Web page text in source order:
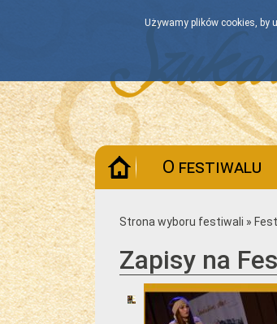
Strona O festiwalu
Strona wyboru festiwali »
Zapisy na
Używamy plików cookies, by